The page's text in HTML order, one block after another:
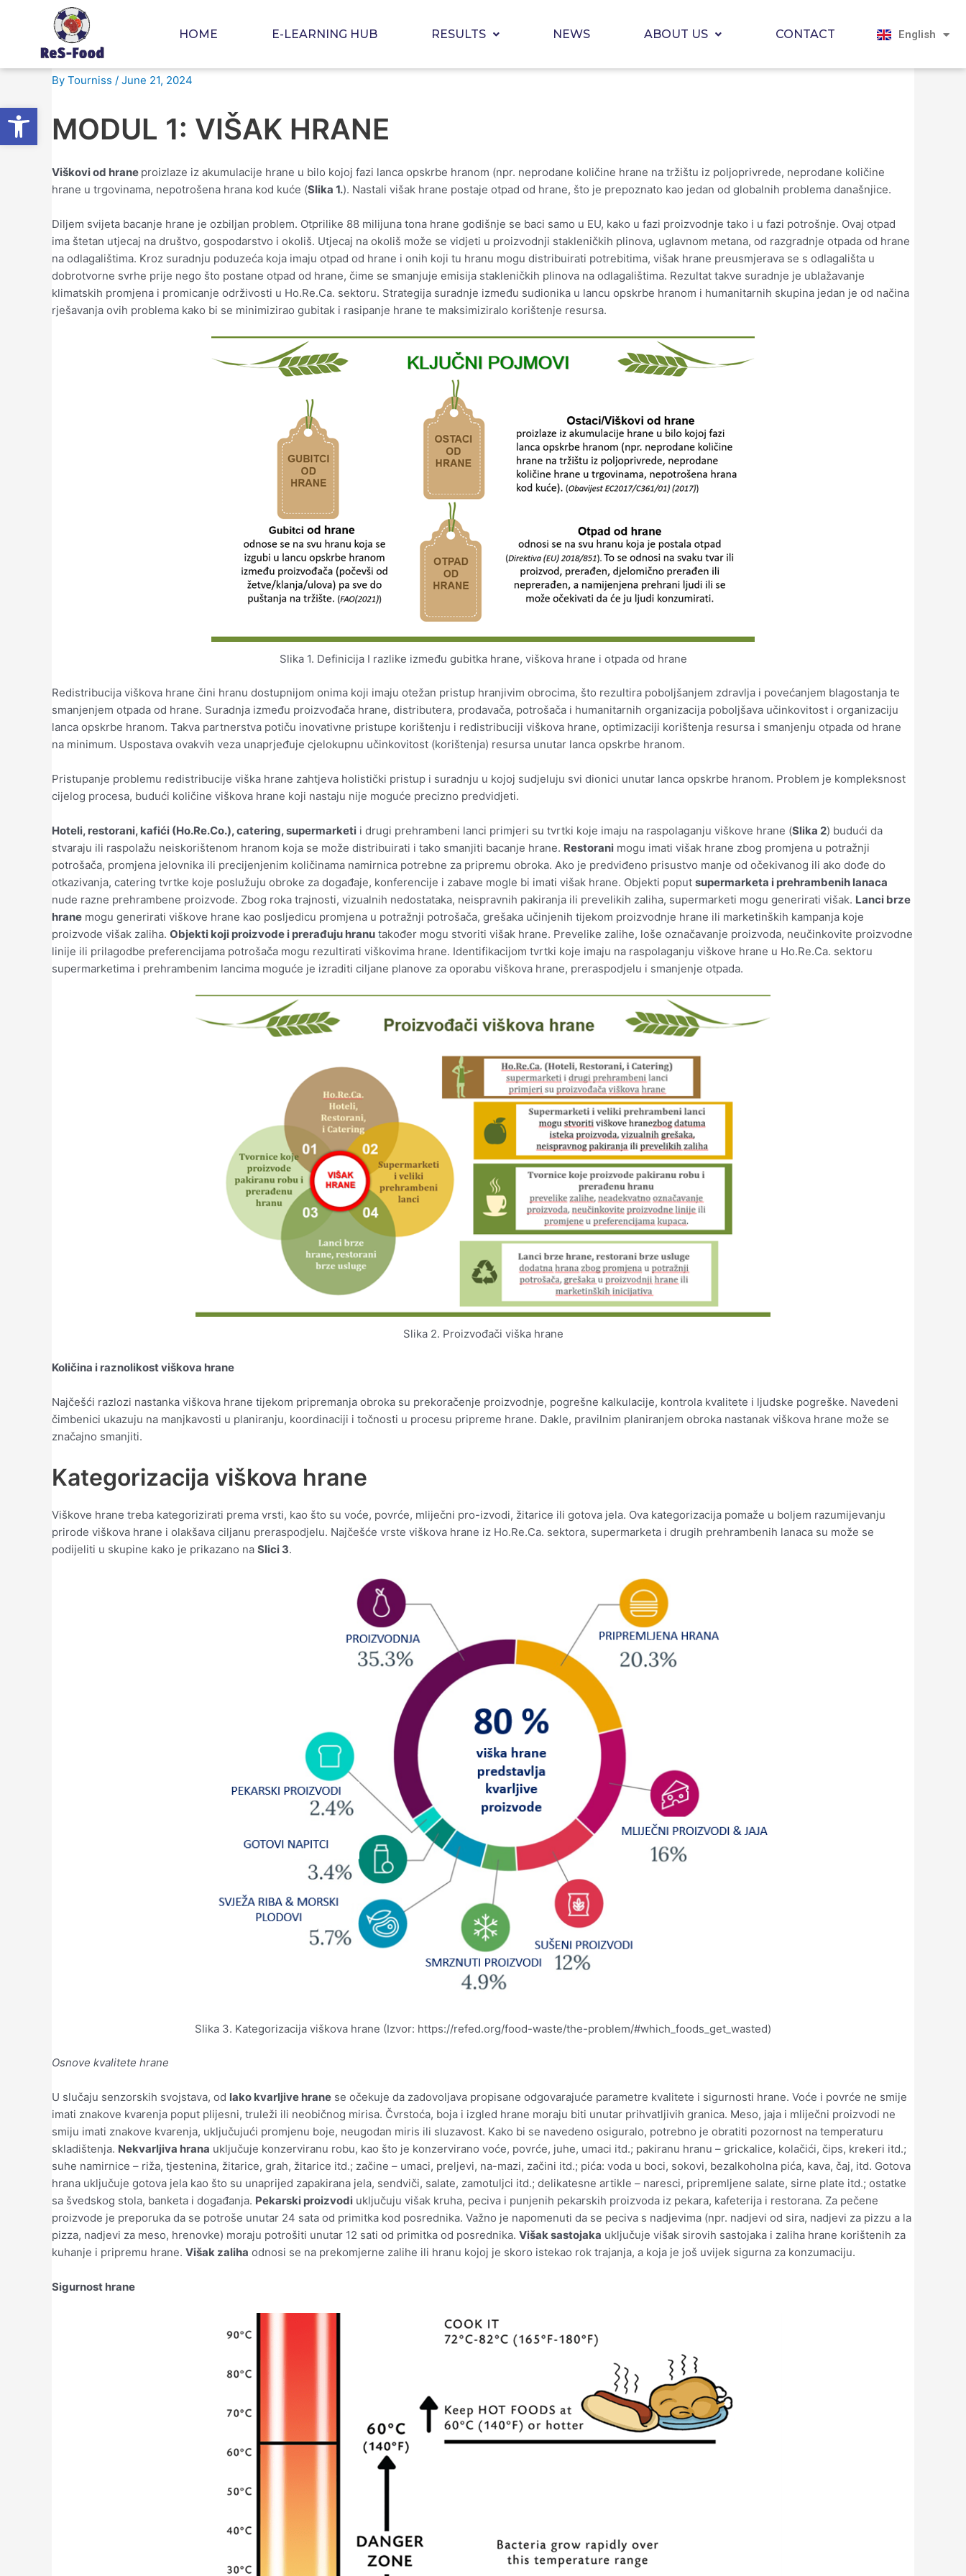
Open toolbar
HOME E-LEARNING HUB RESULTS NEWS ABOUT US CONTACT English
Српски
Modul 1 – Višak hrane
By Tourniss / June 21, 2024
MODUL 1: VIŠAK HRANE
Viškovi od hrane proizlaze iz akumulacije hrane u bilo kojoj fazi lanca opskrbe hranom (npr. neprodane količine hrane na tržištu iz poljoprivrede, neprodane količine
hrane u trgovinama, nepotrošena hrana kod kuće (Slika 1.). Nastali višak hrane postaje otpad od hrane, što je prepoznato kao jedan od globalnih problema današnjice.
Diljem svijeta bacanje hrane je ozbiljan problem. Otprilike 88 milijuna tona hrane godišnje se baci samo u EU, kako u fazi proizvodnje tako i u fazi potrošnje. Ovaj otpad
ima štetan utjecaj na društvo, gospodarstvo i okoliš. Utjecaj na okoliš može se vidjeti u proizvodnji stakleničkih plinova, uglavnom metana, od razgradnje otpada od hrane
na odlagalištima. Kroz suradnju poduzeća koja imaju otpad od hrane i onih koji tu hranu mogu distribuirati potrebitima, višak hrane preusmjerava se s odlagališta u
dobrotvorne svrhe prije nego što postane otpad od hrane, čime se smanjuje emisija stakleničkih plinova na odlagalištima. Rezultat takve suradnje je ublažavanje
klimatskih promjena i promicanje održivosti u Ho.Re.Ca. sektoru. Strategija suradnje između sudionika u lancu opskrbe hranom i humanitarnih skupina jedan je od načina
rješavanja ovih problema kako bi se minimizirao gubitak i rasipanje hrane te maksimiziralo korištenje resursa.
Slika 1. Definicija I razlike između gubitka hrane, viškova hrane i otpada od hrane
Redistribucija viškova hrane čini hranu dostupnijom onima koji imaju otežan pristup hranjivim obrocima, što rezultira poboljšanjem zdravlja i povećanjem blagostanja te
smanjenjem otpada od hrane. Suradnja između proizvođača hrane, distributera, prodavača, potrošača i humanitarnih organizacija poboljšava učinkovitost i organizaciju
lanca opskrbe hranom. Takva partnerstva potiču inovativne pristupe korištenju i redistribuciji viškova hrane, optimizaciji korištenja resursa i smanjenju otpada od hrane
na minimum. Uspostava ovakvih veza unaprjeđuje cjelokupnu učinkovitost (korištenja) resursa unutar lanca opskrbe hranom.
Pristupanje problemu redistribucije viška hrane zahtjeva holistički pristup i suradnju u kojoj sudjeluju svi dionici unutar lanca opskrbe hranom. Problem je kompleksnost
cijelog procesa, budući količine viškova hrane koji nastaju nije moguće precizno predvidjeti.
Hoteli, restorani, kafići (Ho.Re.Co.), catering, supermarketi i drugi prehrambeni lanci primjeri su tvrtki koje imaju na raspolaganju viškove hrane (Slika 2) budući da
stvaraju ili raspolažu neiskorištenom hranom koja se može distribuirati i tako smanjiti bacanje hrane. Restorani mogu imati višak hrane zbog promjena u potražnji
potrošača, promjena jelovnika ili precijenjenim količinama namirnica potrebne za pripremu obroka. Ako je predviđeno prisustvo manje od očekivanog ili ako dođe do
otkazivanja, catering tvrtke koje poslužuju obroke za događaje, konferencije i zabave mogle bi imati višak hrane. Objekti poput supermarketa i prehrambenih lanaca
nude razne prehrambene proizvode. Zbog roka trajnosti, vizualnih nedostataka, neispravnih pakiranja ili prevelikih zaliha, supermarketi mogu generirati višak. Lanci brze
hrane mogu generirati viškove hrane kao posljedicu promjena u potražnji potrošača, grešaka učinjenih tijekom proizvodnje hrane ili marketinških kampanja koje
proizvode višak zaliha. Objekti koji proizvode i prerađuju hranu također mogu stvoriti višak hrane. Prevelike zalihe, loše označavanje proizvoda, neučinkovite proizvodne
linije ili prilagodbe preferencijama potrošača mogu rezultirati viškovima hrane. Identifikacijom tvrtki koje imaju na raspolaganju viškove hrane u Ho.Re.Ca. sektoru
supermarketima i prehrambenim lancima moguće je izraditi ciljane planove za oporabu viškova hrane, preraspodjelu i smanjenje otpada.
Slika 2. Proizvođači viška hrane
Količina i raznolikost viškova hrane
Najčešći razlozi nastanka viškova hrane tijekom pripremanja obroka su prekoračenje proizvodnje, pogrešne kalkulacije, kontrola kvalitete i ljudske pogreške. Navedeni
čimbenici ukazuju na manjkavosti u planiranju, koordinaciji i točnosti u procesu pripreme hrane. Dakle, pravilnim planiranjem obroka nastanak viškova hrane može se
značajno smanjiti.
Kategorizacija viškova hrane
Viškove hrane treba kategorizirati prema vrsti, kao što su voće, povrće, mliječni pro-izvodi, žitarice ili gotova jela. Ova kategorizacija pomaže u boljem razumijevanju
prirode viškova hrane i olakšava ciljanu preraspodjelu. Najčešće vrste viškova hrane iz Ho.Re.Ca. sektora, supermarketa i drugih prehrambenih lanaca su može se
podijeliti u skupine kako je prikazano na Slici 3.
Slika 3. Kategorizacija viškova hrane (Izvor: https://refed.org/food-waste/the-problem/#which_foods_get_wasted)
Osnove kvalitete hrane
U slučaju senzorskih svojstava, od lako kvarljive hrane se očekuje da zadovoljava propisane odgovarajuće parametre kvalitete i sigurnosti hrane. Voće i povrće ne smije
imati znakove kvarenja poput plijesni, truleži ili neobičnog mirisa. Čvrstoća, boja i izgled hrane moraju biti unutar prihvatljivih granica. Meso, jaja i mliječni proizvodi ne
smiju imati znakove kvarenja, uključujući promjenu boje, neugodan miris ili sluzavost. Kako bi se navedeno osiguralo, potrebno je obratiti pozornost na temperaturu
skladištenja. Nekvarljiva hrana uključuje konzerviranu robu, kao što je konzervirano voće, povrće, juhe, umaci itd.; pakiranu hranu – grickalice, kolačići, čips, krekeri itd.;
suhe namirnice – riža, tjestenina, žitarice, grah, žitarice itd.; začine – umaci, preljevi, na-mazi, začini itd.; pića: voda u boci, sokovi, bezalkoholna pića, kava, čaj, itd. Gotova
hrana uključuje gotova jela kao što su unaprijed zapakirana jela, sendviči, salate, zamotuljci itd.; delikatesne artikle – naresci, pripremljene salate, sirne plate itd.; ostatke
sa švedskog stola, banketa i događanja. Pekarski proizvodi uključuju višak kruha, peciva i punjenih pekarskih proizvoda iz pekara, kafeterija i restorana. Za pečene
proizvode je preporuka da se potroše unutar 24 sata od primitka kod posrednika. Važno je napomenuti da se peciva s nadjevima (npr. nadjevi od sira, nadjevi za pizzu a la
pizza, nadjevi za meso, hrenovke) moraju potrošiti unutar 12 sati od primitka od posrednika. Višak sastojaka uključuje višak sirovih sastojaka i zaliha hrane korištenih za
kuhanje i pripremu hrane. Višak zaliha odnosi se na prekomjerne zalihe ili hranu kojoj je skoro istekao rok trajanja, a koja je još uvijek sigurna za konzumaciju.
Sigurnost hrane
Post
navigation